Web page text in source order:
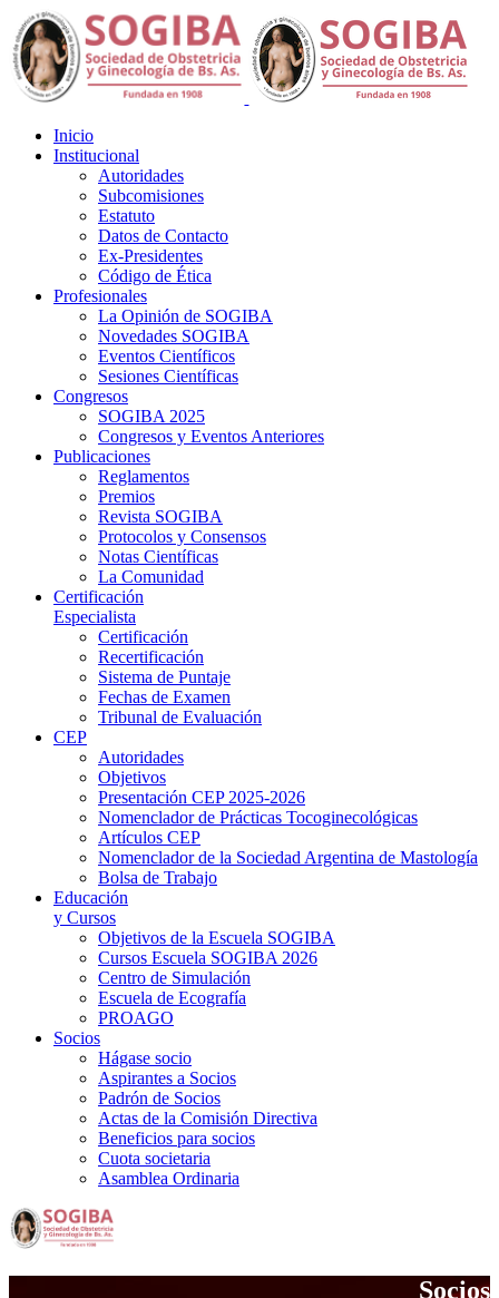
Inicio
Institucional
Autoridades
Subcomisiones
Estatuto
Datos de Contacto
Ex-Presidentes
Código de Ética
Profesionales
La Opinión de SOGIBA
Novedades SOGIBA
Eventos Científicos
Sesiones Científicas
Congresos
SOGIBA 2025
Congresos y Eventos Anteriores
Publicaciones
Reglamentos
Premios
Revista SOGIBA
Protocolos y Consensos
Notas Científicas
La Comunidad
Certificación
Especialista
Certificación
Recertificación
Sistema de Puntaje
Fechas de Examen
Tribunal de Evaluación
CEP
Autoridades
Objetivos
Presentación CEP 2025-2026
Nomenclador de Prácticas Tocoginecológicas
Artículos CEP
Nomenclador de la Sociedad Argentina de Mastología
Bolsa de Trabajo
Educación
y Cursos
Objetivos de la Escuela SOGIBA
Cursos Escuela SOGIBA 2026
Centro de Simulación
Escuela de Ecografía
PROAGO
Socios
Hágase socio
Aspirantes a Socios
Padrón de Socios
Actas de la Comisión Directiva
Beneficios para socios
Cuota societaria
Asamblea Ordinaria
Socios